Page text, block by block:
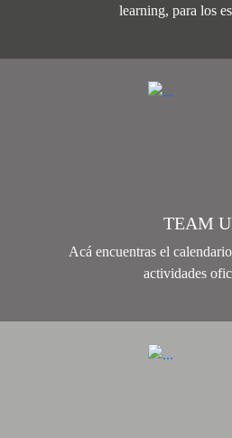
learning, para los
TEAM
Acá encuentras el
actividades